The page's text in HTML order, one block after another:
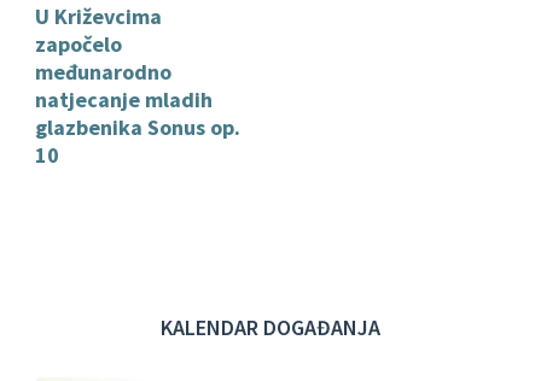
U Križevcima
započelo
međunarodno
natjecanje mladih
glazbenika Sonus op.
10
KALENDAR DOGAĐANJA